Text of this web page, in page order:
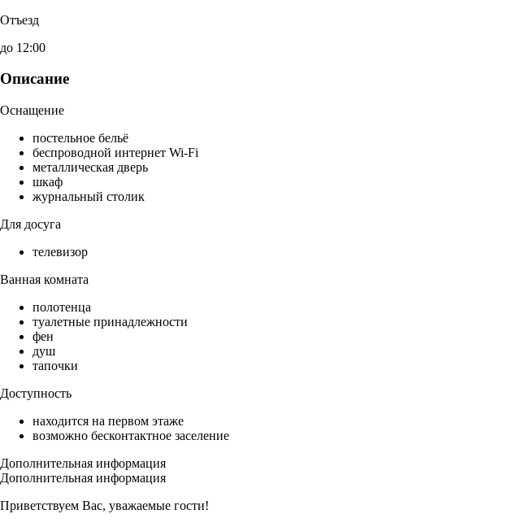
Отъезд
до 12:00
Описание
Оснащение
постельное бельё
беспроводной интернет Wi-Fi
металлическая дверь
шкаф
журнальный столик
Для досуга
телевизор
Ванная комната
полотенца
туалетные принадлежности
фен
душ
тапочки
Доступность
находится на первом этаже
возможно бесконтактное заселение
Дополнительная информация
Дополнительная информация
Приветствуем Вас, уважаемые гости!